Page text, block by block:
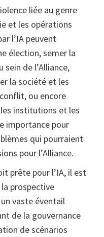
liée au genre
et les opérations
l’IA peuvent
élection, semer la
de l’Alliance,
la société et les
ou encore
institutions et les
importance pour
qui pourraient
pour l’Alliance.
prête pour l’IA, il est
prospective
vaste éventail
de la gouvernance
de scénarios